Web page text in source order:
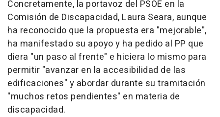
Concretamente, la portavoz del PSOE en la
Comisión de Discapacidad, Laura Seara, aunque
ha reconocido que la propuesta era "mejorable",
ha manifestado su apoyo y ha pedido al PP que
diera "un paso al frente" e hiciera lo mismo para
permitir "avanzar en la accesibilidad de las
edificaciones" y abordar durante su tramitación
"muchos retos pendientes" en materia de
discapacidad.